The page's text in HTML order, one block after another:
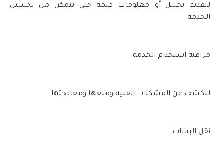
لتقديم تحليل أو معلومات قيمة حتى نتمكن من تحسين
الخدمة
مراقبة استخدام الخدمة
للكشف عن المشكلات الفنية ومنعها ومعالجتها
نقل البيانات